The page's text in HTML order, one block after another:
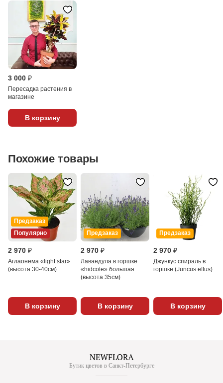
3 000 ₽
Пересадка растения в
магазине
В корзину
Похожие товары
Предзаказ
Популярно
2 970 ₽
Аглаонема «light star»
(высота 30-40см)
В корзину
Предзаказ
2 970 ₽
Лавандула в горшке
«hidcote» большая
(высота 35см)
В корзину
Предзаказ
2 970 ₽
Джункус спираль в
горшке (Juncus effus)
В корзину
Бутик цветов в Санкт-Петербурге